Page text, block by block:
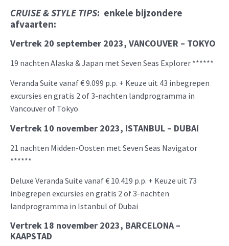
CRUISE & STYLE TIPS: enkele bijzondere
afvaarten:
Vertrek 20 september 2023, VANCOUVER – TOKYO
19 nachten Alaska & Japan met Seven Seas Explorer ******
Veranda Suite vanaf € 9.099 p.p. + Keuze uit 43 inbegrepen
excursies en gratis 2 of 3-nachten landprogramma in
Vancouver of Tokyo
Vertrek 10 november 2023, ISTANBUL – DUBAI
21 nachten Midden-Oosten met Seven Seas Navigator
******
Deluxe Veranda Suite vanaf € 10.419 p.p. + Keuze uit 73
inbegrepen excursies en gratis 2 of 3-nachten
landprogramma in Istanbul of Dubai
Vertrek 18 november 2023, BARCELONA –
KAAPSTAD